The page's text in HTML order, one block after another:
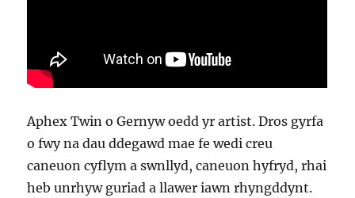
Aphex Twin o Gernyw oedd yr artist. Dros gyrfa
o fwy na dau ddegawd mae fe wedi creu
caneuon cyflym a swnllyd, caneuon hyfryd, rhai
heb unrhyw guriad a llawer iawn rhyngddynt.